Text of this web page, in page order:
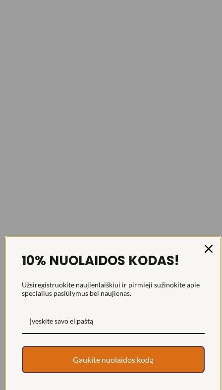
10% NUOLAIDOS KODAS!
Užsiregistruokite naujienlaiškiui ir pirmieji sužinokite apie
specialius pasiūlymus bei naujienas.
Gaukite nuolaidos kodą